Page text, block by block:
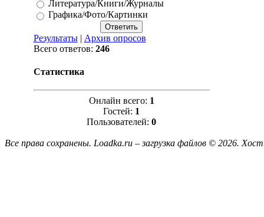
Литература/Книги/Журналы
Графика/Фото/Картинки
Результаты| Архив опросов
Всего ответов: 246
Статистика
Онлайн всего: 1
Гостей: 1
Пользователей: 0
Все права сохранены. Loadka.ru – загрузка файлов © 2026.